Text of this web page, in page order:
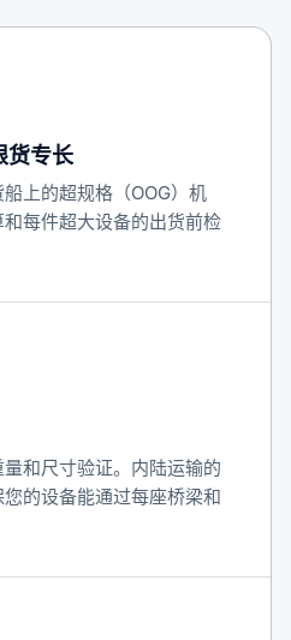
货专长
上的超规格（OOG）机
每件超大设备的出货前检
和尺寸验证。内陆运输的
的设备能通过每座桥梁和